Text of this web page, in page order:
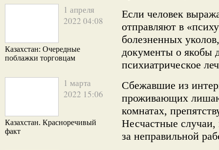
1 апреля
2022 04:08
Казахстан: Очередные
поблажки торговцам
1 марта
2022 15:06
Казахстан. Красноречивый
факт
Если человек
отправляют в
болезненных
документы о якобы
психиатрическое
Сбежавшие из
проживающих
комнатах,
Несчастные случаи,
за неправильной